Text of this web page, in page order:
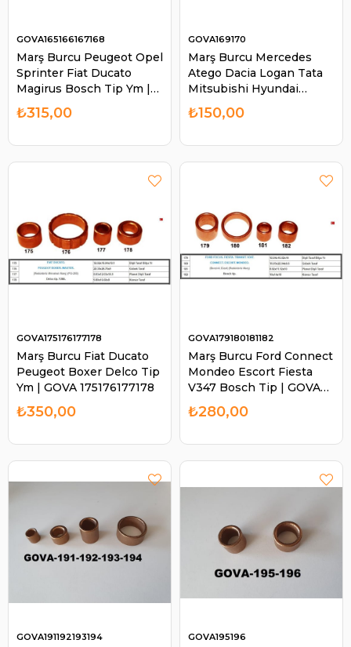
Marş Burcu Peugeot Opel
Sprinter Fiat Ducato
Magirus Bosch Tip Ym |
GOVA 165166167168
GOVA165166167168
₺315,00
Marş Burcu Mercedes
Atego Dacia Logan Tata
Mitsubishi Hyundai
Laguna | GOVA 169170
GOVA169170
₺150,00
Marş Burcu Fiat Ducato
Peugeot Boxer Delco Tip
Ym | GOVA 175176177178
GOVA175176177178
₺350,00
Marş Burcu Ford Connect
Mondeo Escort Fiesta
V347 Bosch Tip | GOVA
179180181182
GOVA179180181182
₺280,00
GOVA191192193194 GOVA195196